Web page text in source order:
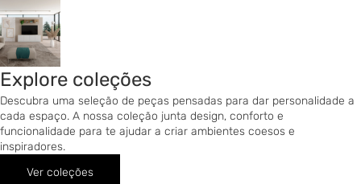
Explore coleções
Descubra uma seleção de peças pensadas para dar personalidade a
cada espaço. A nossa coleção junta design, conforto e
funcionalidade para te ajudar a criar ambientes coesos e
inspiradores.
Ver coleções